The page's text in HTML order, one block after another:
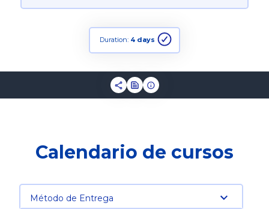
Duration: 4 days
Calendario de cursos
Método de Entrega